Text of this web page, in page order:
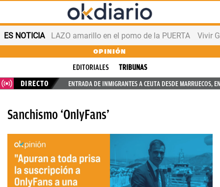
ES NOTICIA LAZO amarillo en el pomo de la PUERTA Vivir
OPINIÓN
EDITORIALES
TRIBUNAS
DIRECTO
ENTRADA DE INMIGRANTES A CEUTA DESDE MARRUECOS,
Sanchismo ‘OnlyFans’